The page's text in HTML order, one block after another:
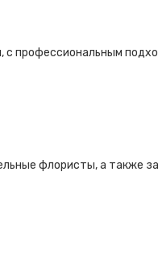
профессиональным
флористы, а также